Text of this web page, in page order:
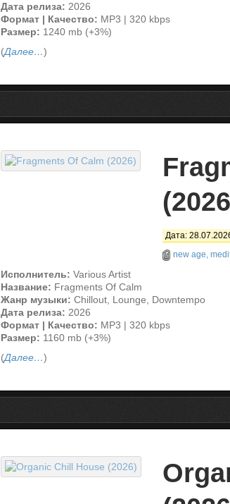
Дата релиза: 2026
Формат | Качество: MP3 | 320 kbps
Размер: 1240 mb (+3%)
(Далее…)
Дата:
new age,
Исполнитель: Various Artist
Название: Fragments Of Calm
Жанр музыки: Chillout, Lounge, Downtempo
Дата релиза: 2026
Формат | Качество: MP3 | 320 kbps
Размер: 1160 mb (+3%)
(Далее…)